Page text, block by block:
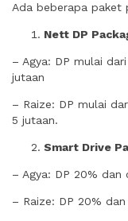
Ada beberapa paket
Nett DP
– Agya: DP mulai
jutaan
– Raize: DP mulai
5 jutaan.
Smart Drive
– Agya: DP 20%
– Raize: DP 20%